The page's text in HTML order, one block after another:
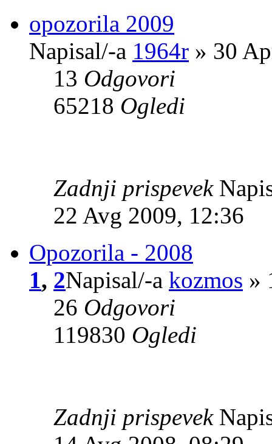
opozorila 2009
Napisal/-a 1964r » 30
13 Odgovori
65218 Ogledi
Zadnji prispevek
22 Avg 2009, 12:36
Opozorila - 2008
1, 2Napisal/-a kozmos »
26 Odgovori
119830 Ogledi
Zadnji prispevek